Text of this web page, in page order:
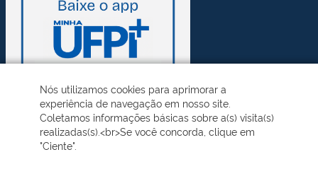
Nós utilizamos cookies para aprimorar a
experiência de navegação em nosso site.
Coletamos informações básicas sobre a(s) visita(s)
realizadas(s).<br>Se você concorda, clique em
"Ciente".